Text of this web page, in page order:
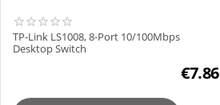
TP-Link LS1008, 8-Port 10/100Mbps
Desktop Switch
€7.86